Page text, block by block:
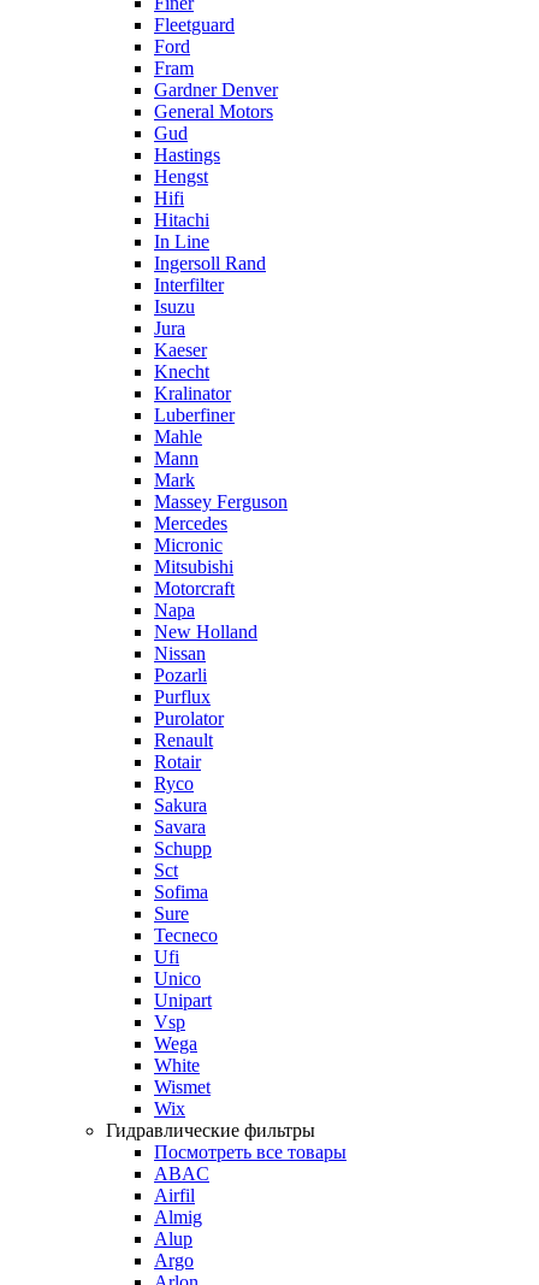
Fleetguard
Ford
Fram
Gardner Denver
General Motors
Gud
Hastings
Hengst
Hifi
Hitachi
In Line
Ingersoll Rand
Interfilter
Isuzu
Jura
Kaeser
Knecht
Kralinator
Luberfiner
Mahle
Mann
Mark
Massey Ferguson
Mercedes
Micronic
Mitsubishi
Motorcraft
Napa
New Holland
Nissan
Pozarli
Purflux
Purolator
Renault
Rotair
Ryco
Sakura
Savara
Schupp
Sct
Sofima
Sure
Tecneco
Ufi
Unico
Unipart
Vsp
Wega
White
Wismet
Wix
Гидравлические фильтры
Посмотреть все товары
ABAC
Airfil
Almig
Alup
Argo